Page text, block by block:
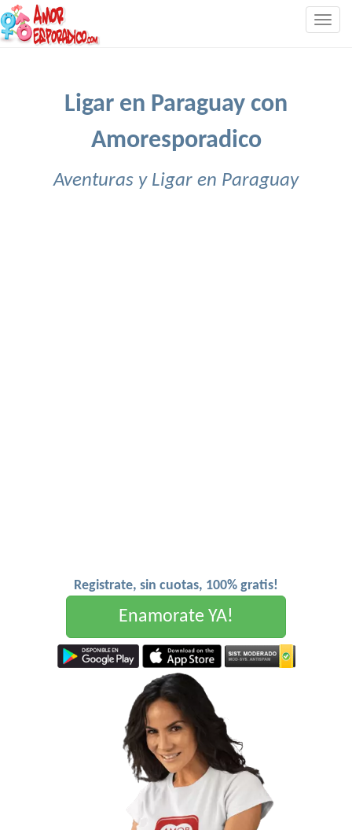
Ligar en Paraguay con
Amoresporadico
Aventuras y Ligar en Paraguay
Registrate, sin cuotas, 100% gratis!
Enamorate YA!